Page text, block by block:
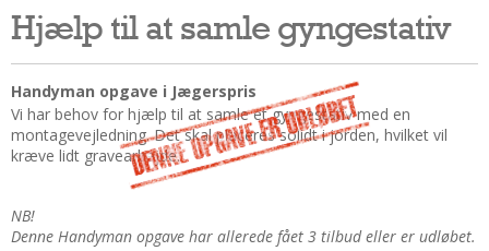
BOLIG KØBERÅDGIVNING
Montage Og Nybyg
Reparation Og Vedligehold
Alt Om Køkkenet
Om Værktøj
Hjælp til at samle gyngestativ
Handyman opgave i Jægerspris
Vi har behov for hjælp til at samle et gyngestativ med en
montagevejledning. Det skal placeres solidt i jorden, hvilket vil
kræve lidt gravearbejde.
NB!
Denne Handyman opgave har allerede fået 3 tilbud eller er udløbet.